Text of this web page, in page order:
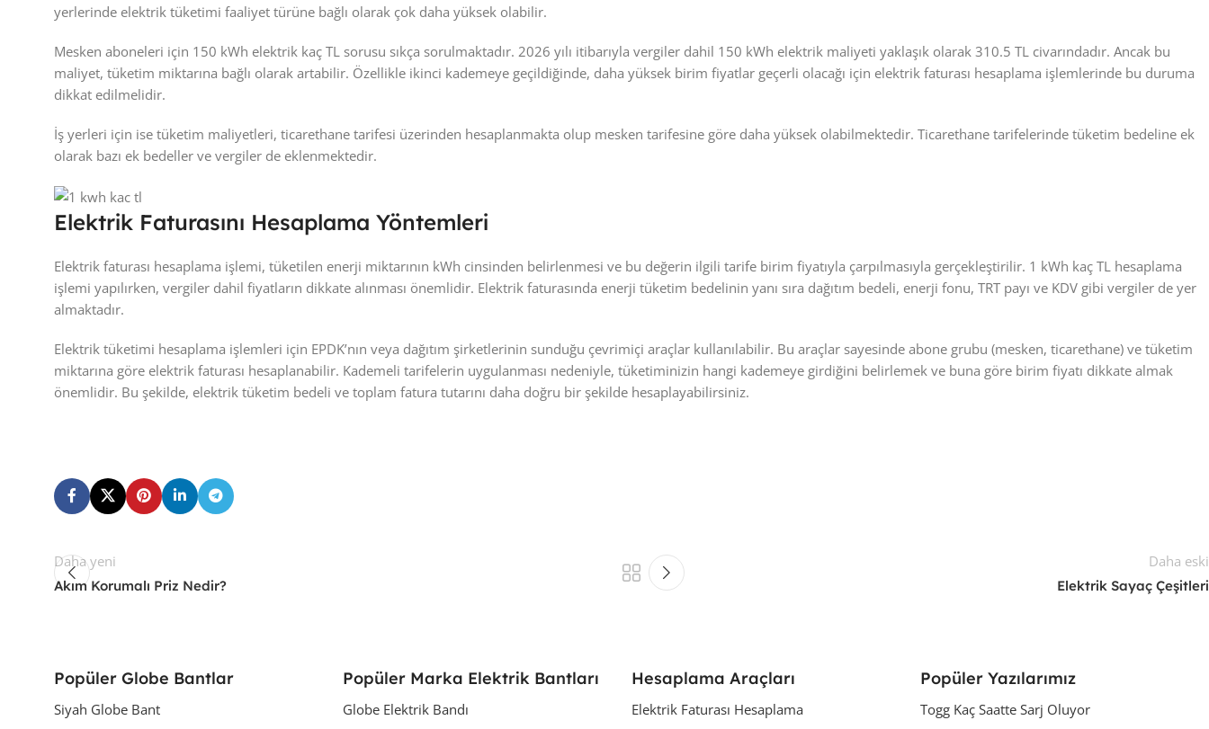
yerlerinde elektrik tüketimi faaliyet türüne bağlı olarak çok daha yüksek olabilir.
Mesken aboneleri için 150 kWh elektrik kaç TL sorusu sıkça sorulmaktadır. 2026 yılı itibarıyla vergiler dahil 150 kWh elektrik maliyeti yaklaşık olarak 310.5 TL civarındadır. Ancak bu
maliyet, tüketim miktarına bağlı olarak artabilir. Özellikle ikinci kademeye geçildiğinde, daha yüksek birim fiyatlar geçerli olacağı için elektrik faturası hesaplama işlemlerinde bu duruma
dikkat edilmelidir.
İş yerleri için ise tüketim maliyetleri, ticarethane tarifesi üzerinden hesaplanmakta olup mesken tarifesine göre daha yüksek olabilmektedir. Ticarethane tarifelerinde tüketim bedeline ek
olarak bazı ek bedeller ve vergiler de eklenmektedir.
Elektrik Faturasını Hesaplama Yöntemleri
Elektrik faturası hesaplama işlemi, tüketilen enerji miktarının kWh cinsinden belirlenmesi ve bu değerin ilgili tarife birim fiyatıyla çarpılmasıyla gerçekleştirilir. 1 kWh kaç TL hesaplama
işlemi yapılırken, vergiler dahil fiyatların dikkate alınması önemlidir. Elektrik faturasında enerji tüketim bedelinin yanı sıra dağıtım bedeli, enerji fonu, TRT payı ve KDV gibi vergiler de yer
almaktadır.
Elektrik tüketimi hesaplama işlemleri için EPDK’nın veya dağıtım şirketlerinin sunduğu çevrimiçi araçlar kullanılabilir. Bu araçlar sayesinde abone grubu (mesken, ticarethane) ve tüketim
miktarına göre elektrik faturası hesaplanabilir. Kademeli tarifelerin uygulanması nedeniyle, tüketiminizin hangi kademeye girdiğini belirlemek ve buna göre birim fiyatı dikkate almak
önemlidir. Bu şekilde, elektrik tüketim bedeli ve toplam fatura tutarını daha doğru bir şekilde hesaplayabilirsiniz.
Daha yeni
Akım Korumalı Priz Nedir?
Daha eski
Elektrik Sayaç Çeşitleri
Popüler Globe Bantlar
Siyah Globe Bant
Popüler Marka Elektrik Bantları
Globe Elektrik Bandı
Hesaplama Araçları
Elektrik Faturası Hesaplama
Popüler Yazılarımız
Togg Kaç Saatte Sarj Oluyor